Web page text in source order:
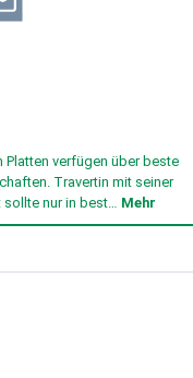
Platten verfügen über beste
Travertin mit seiner
nur in best… Mehr